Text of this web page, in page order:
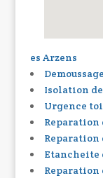
es Arzens
Isolation
Urgence
Reparation
Reparation
Etancheite